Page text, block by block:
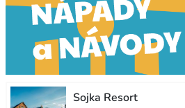
Sojka Resort